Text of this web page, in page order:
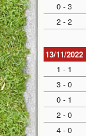
0 - 3
2 - 2
13/11/2022
1 - 1
3 - 0
0 - 1
2 - 0
4 - 0